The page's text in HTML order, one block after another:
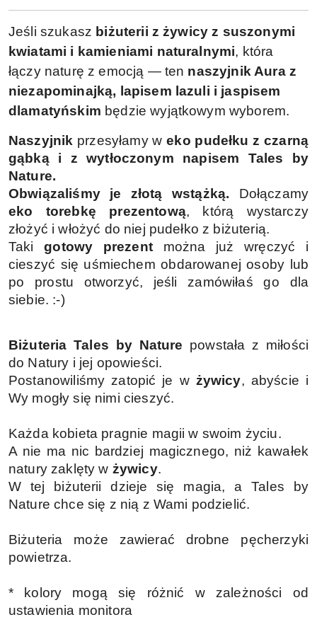
Jeśli szukasz biżuterii z żywicy z suszonymi
kwiatami i kamieniami naturalnymi, która
łączy naturę z emocją — ten naszyjnik Aura z
niezapominajką, lapisem lazuli i jaspisem
dlamatyńskim będzie wyjątkowym wyborem.
Naszyjnik przesyłamy weko pudełku z czarną
gąbką i z wytłoczonym napisem Tales by
Nature.
Obwiązaliśmy je złotą wstążką. Dołączamy
eko torebkę prezentową, którą wystarczy
złożyć i włożyć do niej pudełko z biżuterią.
Takigotowy prezentmożna już wręczyć i
cieszyć się uśmiechem obdarowanej osoby lub
po prostu otworzyć, jeśli zamówiłaś go dla
siebie. :-)
Biżuteria Tales by Nature powstała z miłości
do Natury i jej opowieści.
Postanowiliśmy zatopić je w żywicy, abyście i
Wy mogły się nimi cieszyć.
Każda kobieta pragnie magii w swoim życiu.
A nie ma nic bardziej magicznego, niż kawałek
natury zaklęty w żywicy.
W tej biżuterii dzieje się magia, a Tales by
Nature chce się z nią z Wami podzielić.
Biżuteria może zawierać drobne pęcherzyki
powietrza.
* kolory mogą się różnić w zależności od
ustawienia monitora